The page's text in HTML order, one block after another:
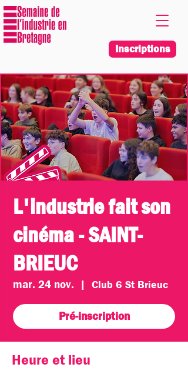
Inscriptions
L'industrie fait son
cinéma - SAINT-
BRIEUC
mar. 24 nov.
  |
Club 6 St Brieuc
Pré-inscription
Heure et lieu